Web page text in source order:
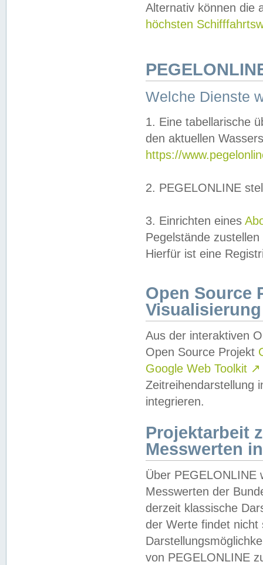
Alternativ können die
höchsten
Welche Dienste
1. Eine tabellarische
den aktuellen
https://
2. PEGELONLINE
3. Einrichten eines
Pegelstände
Hierfür ist eine
Open Source
Visualisierung
Aus der interaktiven
Open Source Projekt
Google Web Toolkit ↗
Zeitreihendarstellung
integrieren.
Projektarbeit
Messwerten
Über PEGELONLINE
Messwerten der
derzeit klassische
der Werte findet
von PEGELONLINE